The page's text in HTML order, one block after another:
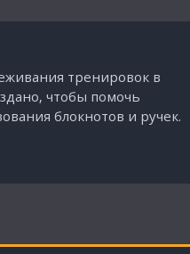
тренировок в
чтобы помочь
блокнотов и ручек.